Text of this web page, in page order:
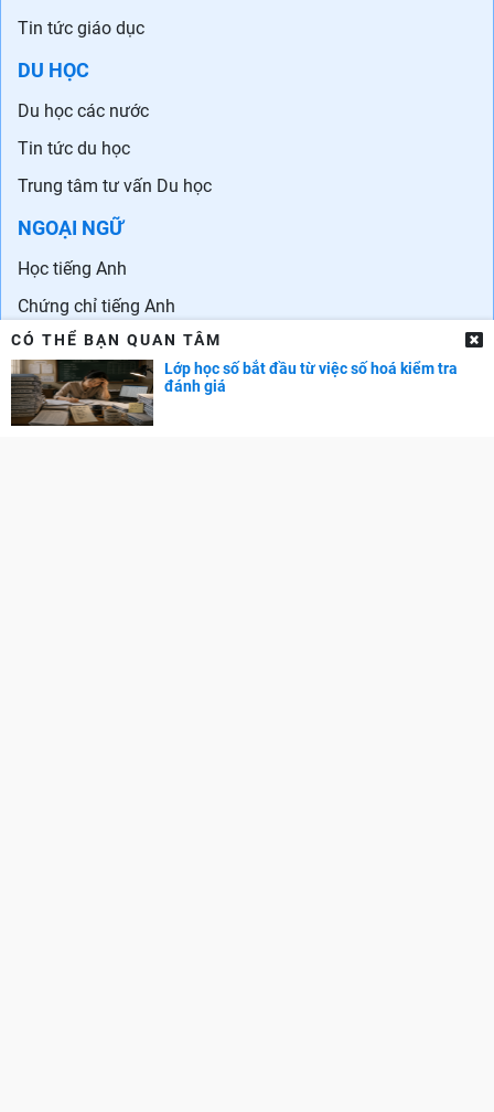
Tin tức giáo dục
DU HỌC
Du học các nước
Tin tức du học
Trung tâm tư vấn Du học
NGOẠI NGỮ
Học tiếng Anh
Chứng chỉ tiếng Anh
Trung tâm Anh ngữ
Ngoại ngữ khác
DOL IELTS Đình Lực
CÓ THỂ BẠN QUAN TÂM
Lớp học số bắt đầu từ việc số hoá kiểm tra
đánh giá